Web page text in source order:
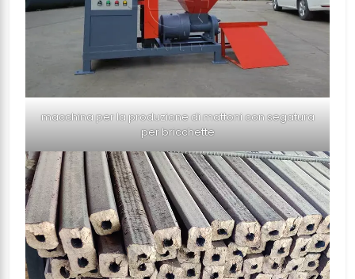
macchina per la produzione di mattoni con segatura
per bricchette